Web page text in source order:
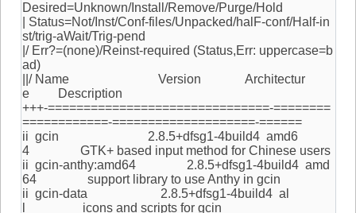
Desired=Unknown/Install/Remove/Purge/Hold
| Status=Not/Inst/Conf-files/Unpacked/halF-conf/Half-in
st/trig-aWait/Trig-pend
|/ Err?=(none)/Reinst-required (Status,Err: uppercase=b
ad)
||/ Name Version Architectur
e Description
+++-===============================-========
============-====================-======
ii gcin 2.8.5+dfsg1-4build4 amd6
4 GTK+ based input method for Chinese users
ii gcin-anthy:amd64 2.8.5+dfsg1-4build4 amd
64 support library to use Anthy in gcin
ii gcin-data 2.8.5+dfsg1-4build4 al
l icons and scripts for gcin